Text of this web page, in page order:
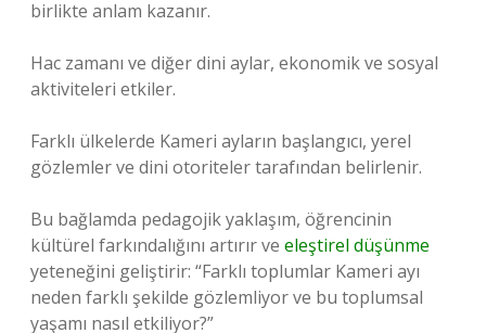
birlikte anlam kazanır.
Hac zamanı ve diğer dini aylar, ekonomik ve sosyal
aktiviteleri etkiler.
Farklı ülkelerde Kameri ayların başlangıcı, yerel
gözlemler ve dini otoriteler tarafından belirlenir.
Bu bağlamda pedagojik yaklaşım, öğrencinin
kültürel farkındalığını artırır ve eleştirel düşünme
yeteneğini geliştirir: “Farklı toplumlar Kameri ayı
neden farklı şekilde gözlemliyor ve bu toplumsal
yaşamı nasıl etkiliyor?”